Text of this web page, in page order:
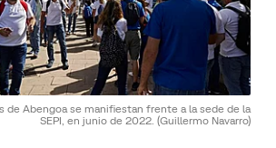
de Abengoa se manifiestan frente a la sede de la
SEPI, en junio de 2022. (Guillermo Navarro)